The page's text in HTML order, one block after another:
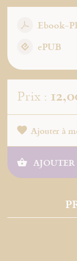
Ebook-
ePUB
Prix :
Ajouter à